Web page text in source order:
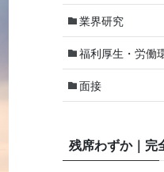
業界研究
福利厚生・労働
面接
残席わずか｜完